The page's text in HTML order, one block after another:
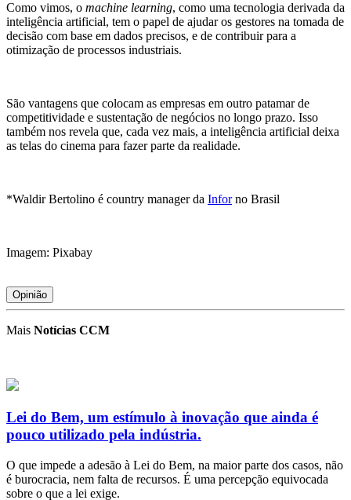
Como vimos, o machine learning, como uma tecnologia derivada da
inteligência artificial, tem o papel de ajudar os gestores na tomada de
decisão com base em dados precisos, e de contribuir para a
otimização de processos industriais.
São vantagens que colocam as empresas em outro patamar de
competitividade e sustentação de negócios no longo prazo. Isso
também nos revela que, cada vez mais, a inteligência artificial deixa
as telas do cinema para fazer parte da realidade.
*Waldir Bertolino é country manager da Inforno Brasil
Imagem: Pixabay
Opinião
Mais Notícias CCM
Lei do Bem, um estímulo à inovação que ainda é
pouco utilizado pela indústria.
O que impede a adesão à Lei do Bem, na maior parte dos casos, não
é burocracia, nem falta de recursos. É uma percepção equivocada
sobre o que a lei exige.